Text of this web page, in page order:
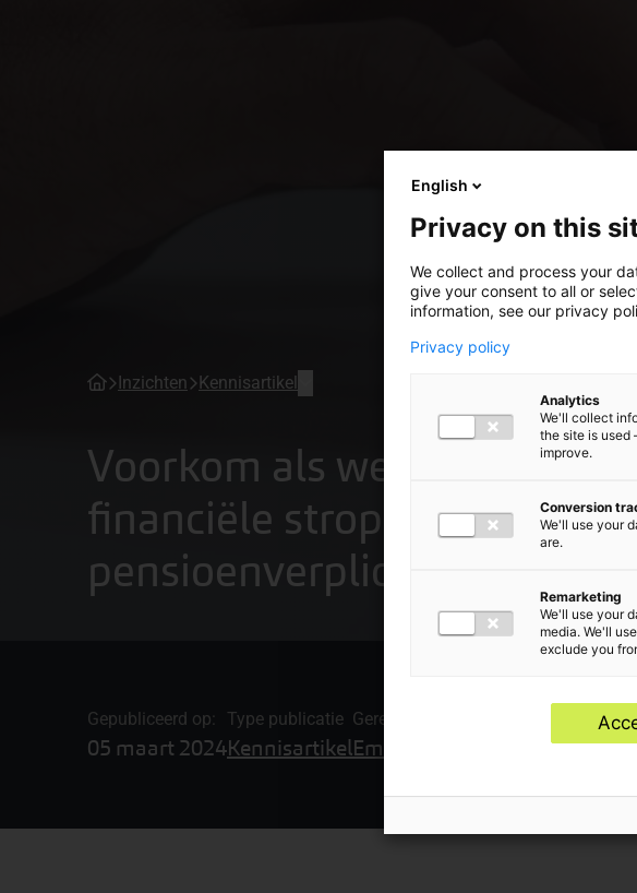
Inzichten Kennisartikel
Voorkom als werkgever een
financiële strop: check uw
pensioenverplichtingen!
Gepubliceerd op:
05 maart 2024
Type publicatie
Kennisartikel
Gerelateerde onderwerpen
Employment Advisory
English
Privacy on this
We collect and process your
give your consent to all or
information, see our privacy
Privacy policy
Analytics
We'll collect
the site is used
improve.
Conversion
We'll use your
are.
Remarketing
We'll use your
media. We'll
exclude you